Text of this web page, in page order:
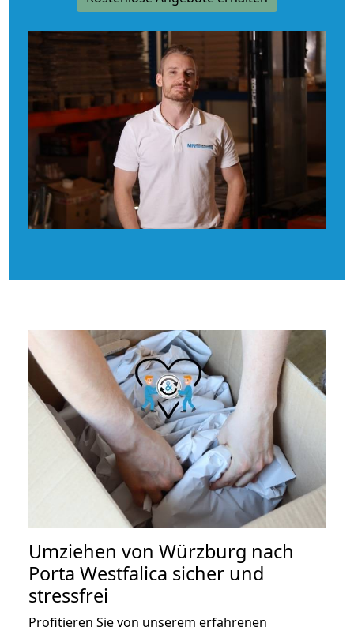
Umziehen von Würzburg nach
Porta Westfalica sicher und
stressfrei
Profitieren Sie von unserem erfahrenen